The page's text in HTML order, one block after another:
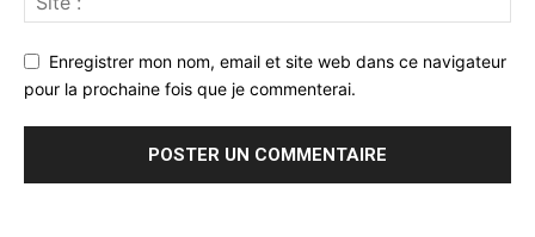
Enregistrer mon nom, email et site web dans ce navigateur
pour la prochaine fois que je commenterai.